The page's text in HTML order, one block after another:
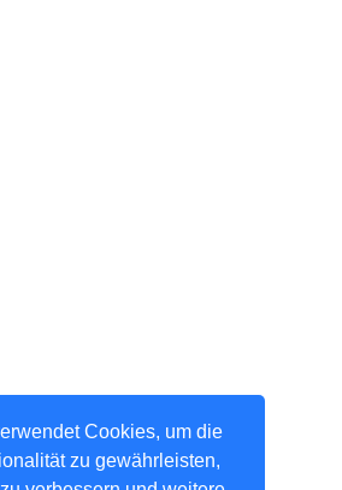
Cookies, um die
zu gewährleisten,